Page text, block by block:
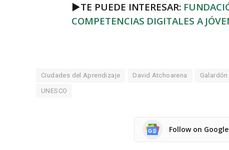
►TE PUEDE INTERESAR:
COMPETENCIAS DIGITALES A
Ciudades del Aprendizaje David Atchoarena
UNESCO
Follow on